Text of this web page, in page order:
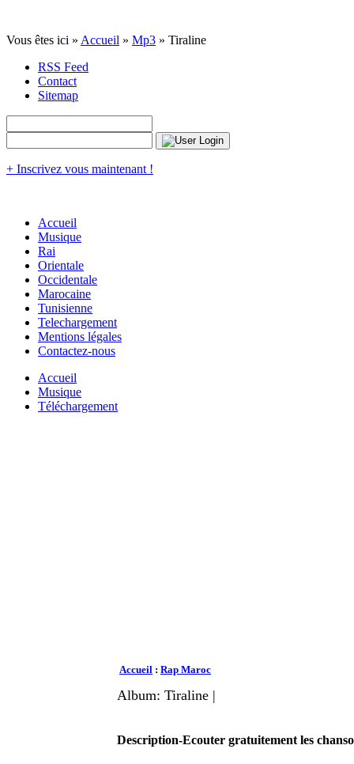
Vous êtes ici » Accueil » Mp3 » Tiraline
RSS Feed
Contact
Sitemap
+ Inscrivez vous maintenant !
Accueil
Musique
Rai
Orientale
Occidentale
Marocaine
Tunisienne
Telechargement
Mentions légales
Contactez-nous
Accueil
Musique
Téléchargement
Accueil : Rap Maroc
Album: Tiraline |
Description-Ecouter gratuitement les